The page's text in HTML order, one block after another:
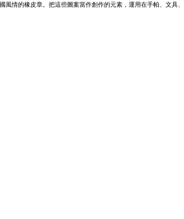
情的橡皮章。把這些圖案當作創作的元素，運用在手帕、文